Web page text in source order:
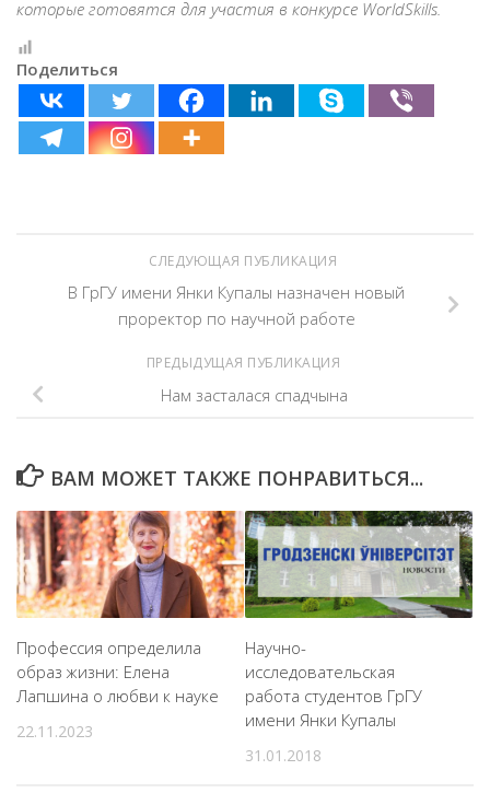
которые готовятся для участия в конкурсе WorldSkills.
Поделиться
СЛЕДУЮЩАЯ ПУБЛИКАЦИЯ
В ГрГУ имени Янки Купалы назначен новый
проректор по научной работе
ПРЕДЫДУЩАЯ ПУБЛИКАЦИЯ
Нам засталася спадчына
ВАМ МОЖЕТ ТАКЖЕ ПОНРАВИТЬСЯ...
Профессия определила
образ жизни: Елена
Лапшина о любви к науке
22.11.2023
Научно-
исследовательская
работа студентов ГрГУ
имени Янки Купалы
31.01.2018